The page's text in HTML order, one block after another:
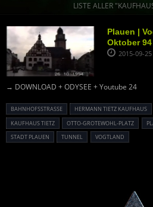
LISTE ALLER
Plauen |
Oktober
2015-09-
→ DOWNLOAD + ODYSEE + Youtube 24
BAHNHOFSSTRASSE HERMANN TIETZ KAUFHAUS
KAUFHAUS TIETZ
OTTO-GROTEWOHL-PLATZ
STADT PLAUEN
TUNNEL VOGTLAND